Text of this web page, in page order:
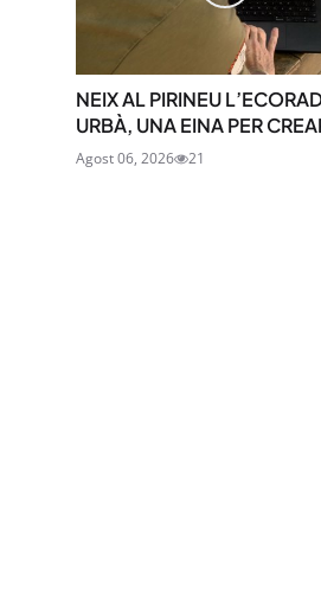
NEIX AL PIRINEU
URBÀ, UNA EINA PER
Agost 06, 2026 21